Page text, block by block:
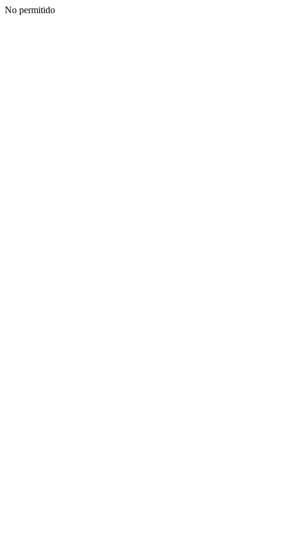
No permitido